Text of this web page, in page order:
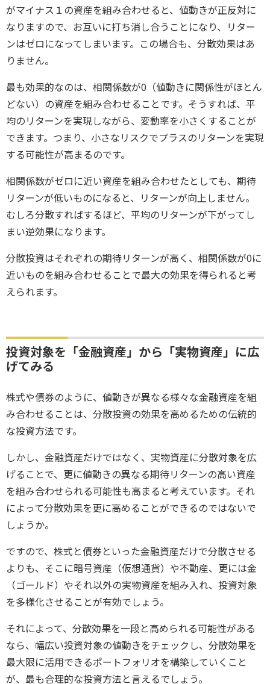
がマイナス１の資産を組み合わせると、値動きが正反対に
なりますので、お互いに打ち消し合うことになり、リター
ンはゼロになってしまいます。この場合も、分散効果はあ
りません。
最も効果的なのは、相関係数が0（値動きに関係性がほとん
どない）の資産を組み合わせることです。そうすれば、平
均のリターンを実現しながら、変動率を小さくすることが
できます。つまり、小さなリスクでプラスのリターンを実現
する可能性が高まるのです。
相関係数がゼロに近い資産を組み合わせたとしても、期待
リターンが低いものになると、リターンが向上しません。
むしろ分散すればするほど、平均のリターンが下がってし
まい逆効果になります。
分散投資はそれぞれの期待リターンが高く、相関係数が0に
近いものを組み合わせることで最大の効果を得られると考
えられます。
投資対象を「金融資産」から「実物資産」に広
げてみる
株式や債券のように、値動きが異なる様々な金融資産を組
み合わせることは、分散投資の効果を高めるための伝統的
な投資方法です。
しかし、金融資産だけではなく、実物資産に分散対象を広
げることで、更に値動きの異なる期待リターンの高い資産
を組み合わせられる可能性も高まると考えています。それ
によって分散効果を更に高めることができるのではないで
しょうか。
ですので、株式と債券といった金融資産だけで分散させる
よりも、そこに暗号資産（仮想通貨）や不動産、更には金
（ゴールド）やそれ以外の実物資産を組み入れ、投資対象
を多様化させることが有効でしょう。
それによって、分散効果を一段と高められる可能性がある
なら、幅広い投資対象の値動きをチェックし、分散効果を
最大限に活用できるポートフォリオを構築していくこと
が、最も合理的な投資方法と言えるでしょう。